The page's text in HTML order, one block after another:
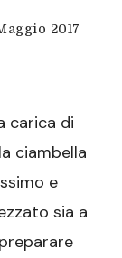
2017
carica di
ciambella
e
sia a